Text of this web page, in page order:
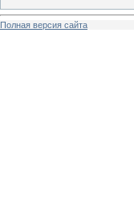
Полная версия сайта